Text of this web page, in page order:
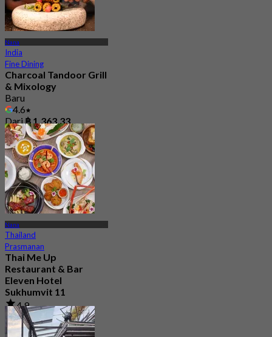
Nana
India
Fine Dining
Charcoal Tandoor Grill
& Mixology
Baru
4.6
Dari฿ 1,363.33
Nana
Thailand
Prasmanan
Thai Me Up
Restaurant & Bar
Eleven Hotel
Sukhumvit 11
4.9
250 telah dipesan
Dari฿ 596.66